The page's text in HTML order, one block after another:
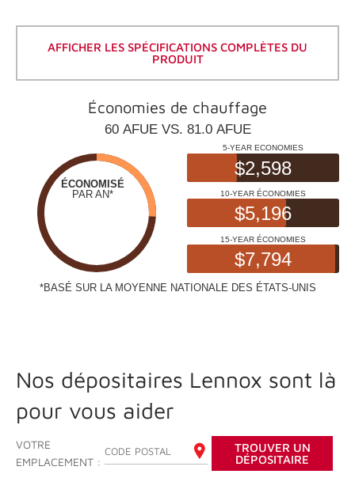
AFFICHER LES SPÉCIFICATIONS COMPLÈTES DU
PRODUIT
Économies de chauffage
Nos dépositaires Lennox sont là
pour vous aider
VOTRE
EMPLACEMENT :
ENTREZ VOTRE CODE POSTAL
TROUVER UN
DÉPOSITAIRE